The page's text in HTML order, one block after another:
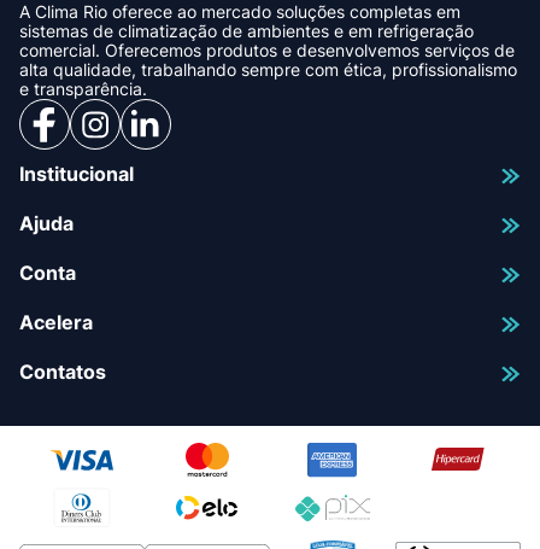
A Clima Rio oferece ao mercado soluções completas em
sistemas de climatização de ambientes e em refrigeração
comercial. Oferecemos produtos e desenvolvemos serviços de
alta qualidade, trabalhando sempre com ética, profissionalismo
e transparência.
Institucional
Ajuda
Conta
Acelera
Contatos